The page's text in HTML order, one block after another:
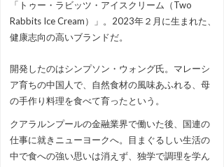
「トゥー・ラビッツ・アイスクリーム（Two
Rabbits Ice Cream）」。2023年２月に生まれた、
健康志向の高いブランドだ。
開発したのはシンプソン・ウォング氏。マレーシ
ア育ちの中国人で、自然食材の風味あふれる、母
の手作り料理を食べて育ったという。
クアラルンプールの金融業界で働いた後、国連の
仕事に就きニューヨークへ。目まぐるしい生活の
中で食への強い思いは消えず、独学で調理を学ん